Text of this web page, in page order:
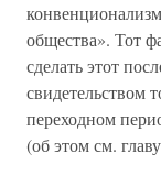
общества». Тот
сделать этот
свидетельством
переходном
(об этом см.